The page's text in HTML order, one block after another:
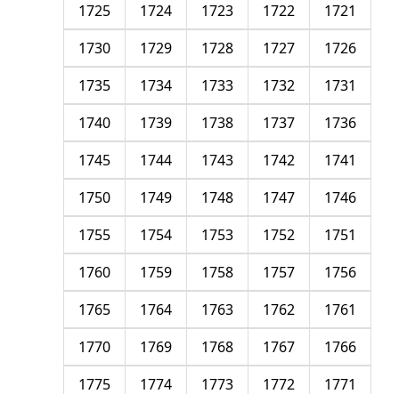
1721
1722
1723
1724
1725
1726
1727
1728
1729
1730
1731
1732
1733
1734
1735
1736
1737
1738
1739
1740
1741
1742
1743
1744
1745
1746
1747
1748
1749
1750
1751
1752
1753
1754
1755
1756
1757
1758
1759
1760
1761
1762
1763
1764
1765
1766
1767
1768
1769
1770
1771
1772
1773
1774
1775